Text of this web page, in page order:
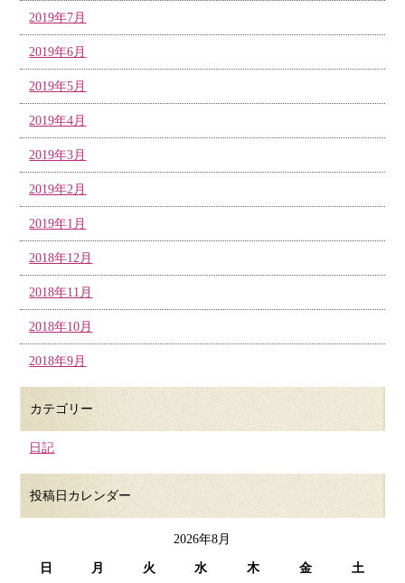
2019年7月
2019年6月
2019年5月
2019年4月
2019年3月
2019年2月
2019年1月
2018年12月
2018年11月
2018年10月
2018年9月
カテゴリー
日記
投稿日カレンダー
2026年8月
日 月 火 水 木 金 土